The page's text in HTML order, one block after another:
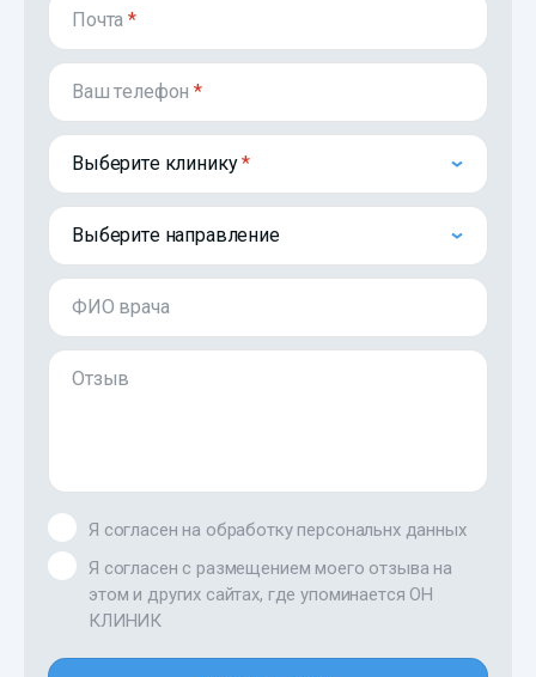
Почта*
Ваш телефон*
Выберите клинику
Выберите направление
ФИО врача
Отзыв
Я согласен на обработку персональнх данных
Я согласен с размещением моего отзыва на
этом и других сайтах, где упоминается ОН
КЛИНИК